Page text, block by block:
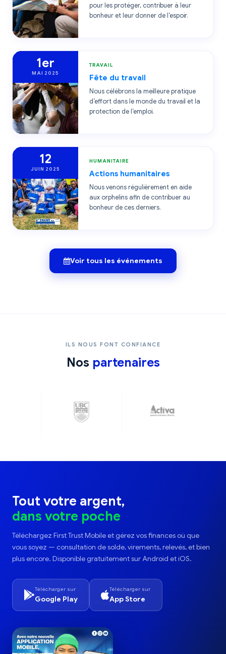
pour les protéger, contribuer à leur
bonheur et leur donner de l’espoir.
1er
MAI 2025
TRAVAIL
Fête du travail
Nous célébrons la meilleure pratique
d’effort dans le monde du travail et la
protection de l’emploi.
12
JUIN 2025
HUMANITAIRE
Actions humanitaires
Nous venons régulièrement en aide
aux orphelins afin de contribuer au
bonheur de ces derniers.
Voir tous les événements
ILS NOUS FONT CONFIANCE
Nos partenaires
Tout votre argent,
dans votre poche
Téléchargez First Trust Mobile et gérez vos finances où que
vous soyez — consultation de solde, virements, relevés, et bien
plus encore. Disponible gratuitement sur Android et iOS.
Télécharger sur
Google Play
Télécharger sur
App Store